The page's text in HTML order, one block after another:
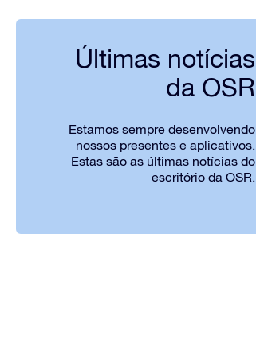
Últimas notícias
da OSR
Estamos sempre desenvolvendo
nossos presentes e aplicativos.
Estas são as últimas notícias do
escritório da OSR.